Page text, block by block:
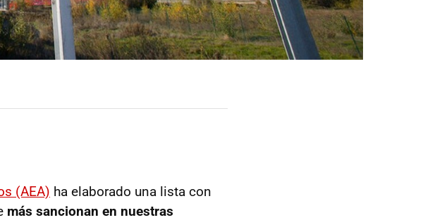
(AEA) ha elaborado una lista con
más sancionan en nuestras